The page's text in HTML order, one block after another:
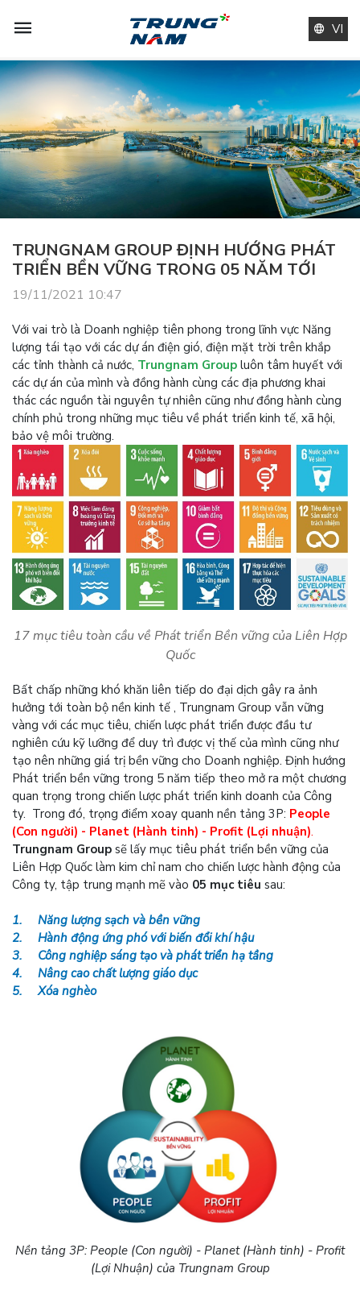
VI
TRUNGNAM GROUP ĐỊNH HƯỚNG PHÁT
TRIỂN BỀN VỮNG TRONG 05 NĂM TỚI
19/11/2021 10:47
Với vai trò là Doanh nghiệp tiên phong trong lĩnh vực Năng
lượng tái tạo với các dự án điện gió, điện mặt trời trên khắp
các tỉnh thành cả nước, Trungnam Group luôn tâm huyết với
các dự án của mình và đồng hành cùng các địa phương khai
thác các nguồn tài nguyên tự nhiên cũng như đồng hành cùng
chính phủ trong những mục tiêu về phát triển kinh tế, xã hội,
bảo vệ môi trường.
17 mục tiêu toàn cầu về Phát triển Bền vững của Liên Hợp
Quốc
Bất chấp những khó khăn liên tiếp do đại dịch gây ra ảnh
hưởng tới toàn bộ nền kinh tế , Trungnam Group vẫn vững
vàng với các mục tiêu, chiến lược phát triển được đầu tư
nghiên cứu kỹ lưỡng để duy trì được vị thế của mình cũng như
tạo nên những giá trị bền vững cho Doanh nghiệp. Định hướng
Phát triển bền vững trong 5 năm tiếp theo mở ra một chương
quan trọng trong chiến lược phát triển kinh doanh của Công
ty. Trong đó, trọng điểm xoay quanh nền tảng 3P: People
(Con người) - Planet (Hành tinh) - Profit (Lợi nhuận).
Trungnam Group sẽ lấy mục tiêu phát triển bền vững của
Liên Hợp Quốc làm kim chỉ nam cho chiến lược hành động của
Công ty, tập trung mạnh mẽ vào 05 mục tiêu sau:
1.
Năng lượng sạch và bền vững
2.
Hành động ứng phó với biến đổi khí hậu
3.
Công nghiệp sáng tạo và phát triển hạ tầng
4.
Nâng cao chất lượng giáo dục
5.
Xóa nghèo
Nền tảng 3P: People (Con người) - Planet (Hành tinh) - Profit
(Lợi Nhuận) của Trungnam Group